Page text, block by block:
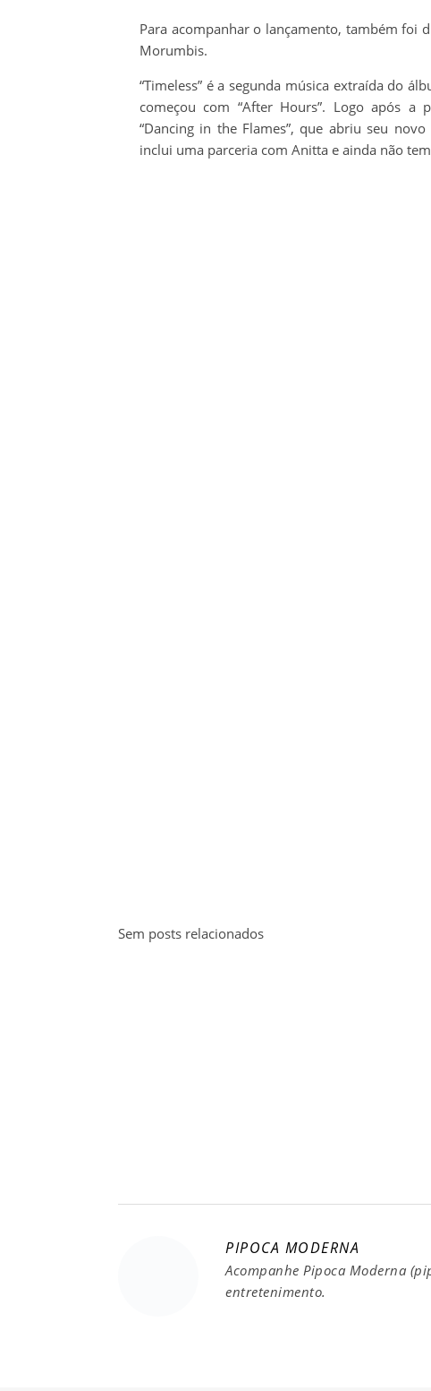
Para acompanhar o lançamento, também foi
Morumbis.
“Timeless” é a segunda música extraída do
começou com “After Hours”. Logo após a
“Dancing in the Flames”, que abriu seu
inclui uma parceria com Anitta e ainda não
Sem posts relacionados
PIPOCA MODERNA
Acompanhe Pipoca Moderna
entretenimento.